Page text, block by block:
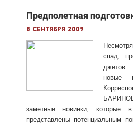
Предполетная
8 сентября 2009
спад,
джетов
новые
заметные новинки, которые
представлены потенциальным